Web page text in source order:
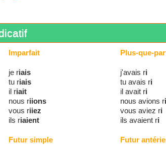
Imparfait
je riais
tu riais
il riait
nous riions
vous riiez
ils riaient
Plus-que-
j'avais ri
tu avais ri
il avait ri
nous avions ri
vous aviez ri
ils avaient ri
Futur simple Futur